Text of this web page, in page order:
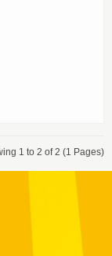
1 to 2 of 2 (1 Pages)